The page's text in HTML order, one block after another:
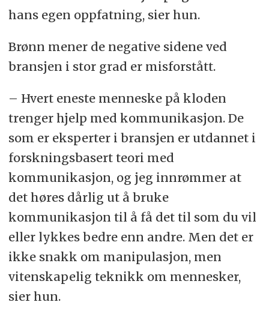
hans egen oppfatning, sier hun.
Brønn mener de negative sidene ved
bransjen i stor grad er misforstått.
– Hvert eneste menneske på kloden
trenger hjelp med kommunikasjon. De
som er eksperter i bransjen er utdannet i
forskningsbasert teori med
kommunikasjon, og jeg innrømmer at
det høresdårlig ut å bruke
kommunikasjon til å få det til som du vil
eller lykkes bedre enn andre. Men det er
ikke snakk om manipulasjon, men
vitenskapelig teknikk om mennesker,
sier hun.